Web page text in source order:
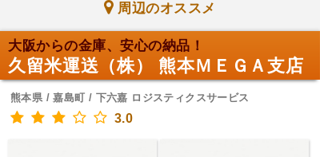
周辺のオススメ
大阪からの金庫、安心の納品！
久留米運送（株） 熊本ＭＥＧＡ支店
熊本県 / 嘉島町 / 下六嘉 ロジスティクスサービス
3.0